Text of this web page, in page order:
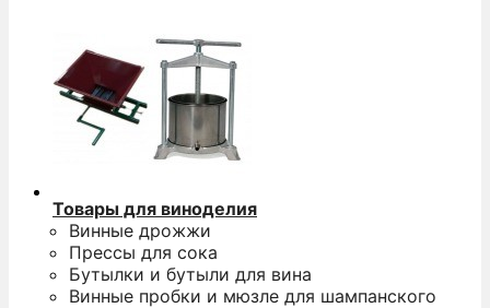
Товары для виноделия
Винные дрожжи
Прессы для сока
Бутылки и бутыли для вина
Винные пробки и мюзле для шампанского